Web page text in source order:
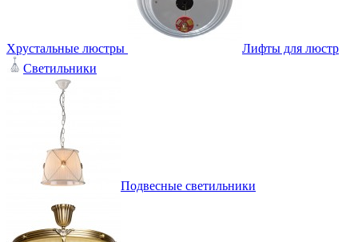
Хрустальные люстры
Лифты для люстр
Светильники
Подвесные светильники